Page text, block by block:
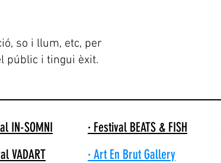
so i llum, etc, per
públic i tingui èxit.
IN-SOMNI
VADART
· Festival BEATS & FISH
· Art En Brut Gallery